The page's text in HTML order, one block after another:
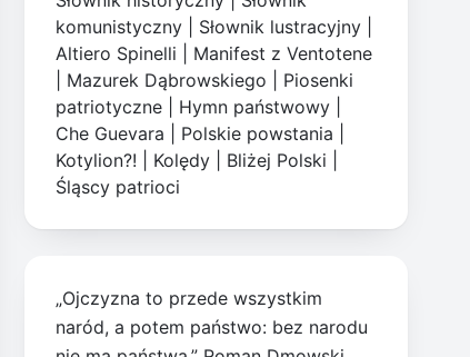
komunistyczny
Słownik lustracyjny
Altiero Spinelli
Manifest z Ventotene
Mazurek Dąbrowskiego
Piosenki
patriotyczne
Hymn państwowy
Che Guevara
Polskie powstania
Kotylion?!
Kolędy Bliżej Polski
Śląscy patrioci
„Ojczyzna to przede wszystkim
naród, a potem państwo: bez narodu